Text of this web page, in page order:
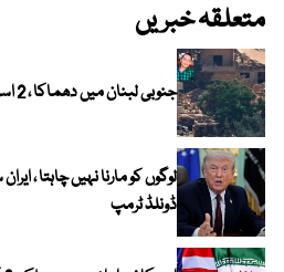
متعلقہ خبریں
جنوبی لبنان میں دھماکا ، 2 اسرائیلی میجر ہلاک ، 4 اہلکار زخمی
لوگوں کو مارنا نہیں چاہتا ،
ڈونلڈ ٹرمپ